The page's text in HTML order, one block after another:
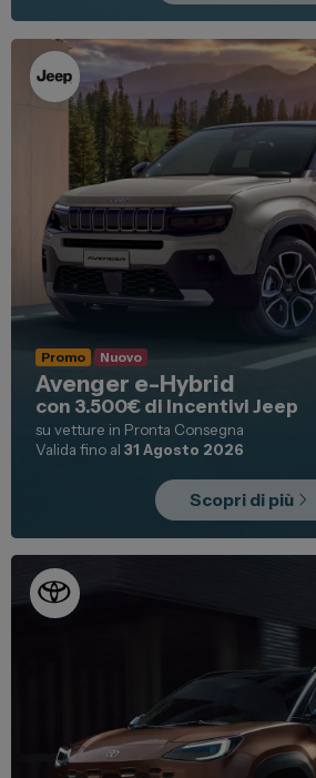
Promo Nuovo
Avenger e-Hybrid
con 3.500€ di Incentivi Jeep
su vetture in Pronta Consegna
Valida fino al31 Agosto 2026
Scopri di più